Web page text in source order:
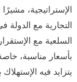
الإستراتيجية،
التجارية مع الدولة
السلعية مع
بأسعار مناسبة،
يتزايد فيه